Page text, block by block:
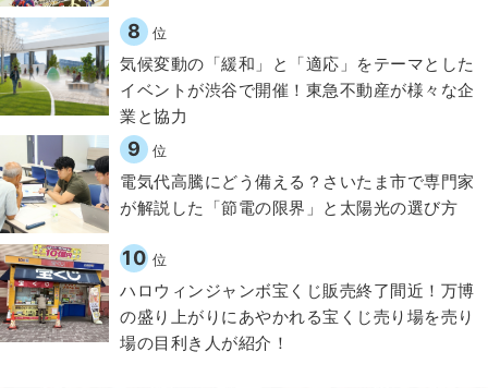
8 位
気候変動の「緩和」と「適応」をテーマとした
イベントが渋谷で開催！東急不動産が様々な企
業と協力
9 位
電気代高騰にどう備える？さいたま市で専門家
が解説した「節電の限界」と太陽光の選び方
10 位
ハロウィンジャンボ宝くじ販売終了間近！万博
の盛り上がりにあやかれる宝くじ売り場を売り
場の目利き人が紹介！